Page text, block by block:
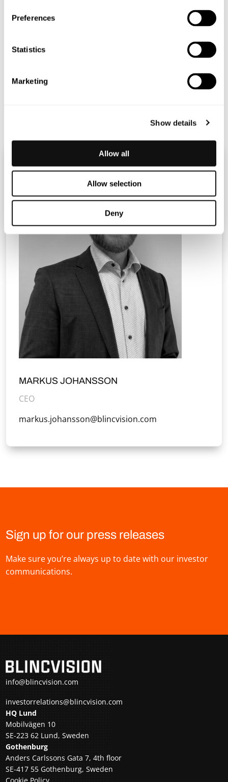
Preferences
Statistics
Marketing
Show details
Allow all
Allow selection
Deny
Denna information är sådan information som Terranet
marknadsmissbruksförordning. Informationen
för offentliggörande den 4 februari 2022 kl. 10.30 CET.
MARKUS JOHANSSON
CEO
markus.johansson@blincvision.com
Sign up for our press releases
Make sure you’re always up to date with our investor
communications.
info@blincvision.com
investorrelations@blincvision.com
HQ Lund
Mobilvägen 10
SE-223 62 Lund, Sweden
Gothenburg
Anders Carlssons Gata 7, 4th floor
SE-417 55 Gothenburg, Sweden